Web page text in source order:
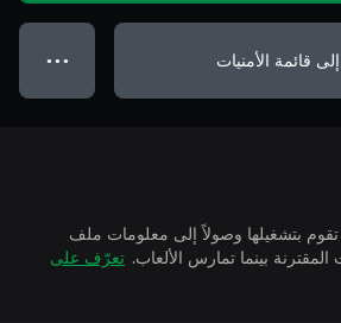
قائمة الأمنيات ● ● ●
تقوم بتشغيلها وصولاً إلى معلومات ملف
تعرّف على